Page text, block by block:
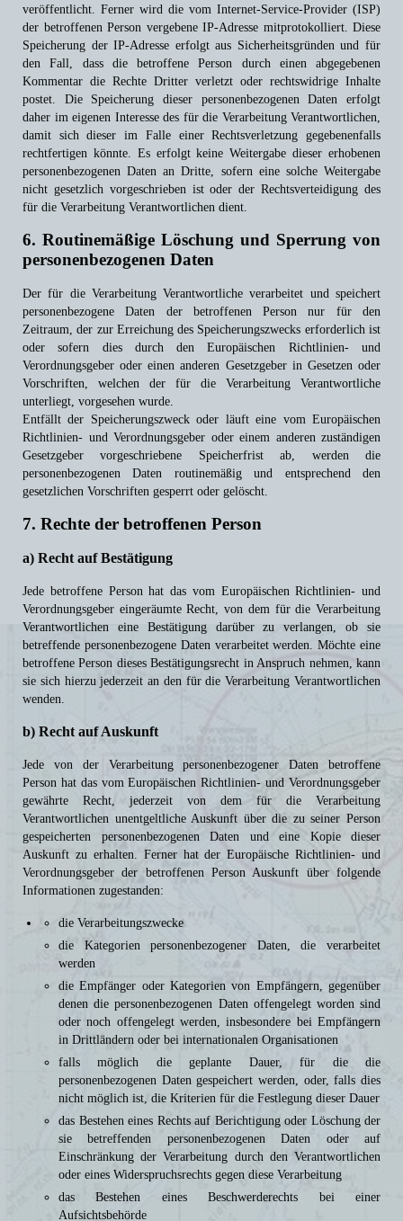
veröffentlicht. Ferner wird die vom Internet-Service-Provider (ISP)
der betroffenen Person vergebene IP-Adresse mitprotokolliert. Diese
Speicherung der IP-Adresse erfolgt aus Sicherheitsgründen und für
den Fall, dass die betroffene Person durch einen abgegebenen
Kommentar die Rechte Dritter verletzt oder rechtswidrige Inhalte
postet. Die Speicherung dieser personenbezogenen Daten erfolgt
daher im eigenen Interesse des für die Verarbeitung Verantwortlichen,
damit sich dieser im Falle einer Rechtsverletzung gegebenenfalls
rechtfertigen könnte. Es erfolgt keine Weitergabe dieser erhobenen
personenbezogenen Daten an Dritte, sofern eine solche Weitergabe
nicht gesetzlich vorgeschrieben ist oder der Rechtsverteidigung des
für die Verarbeitung Verantwortlichen dient.
6. Routinemäßige Löschung und Sperrung von
personenbezogenen Daten
Der für die Verarbeitung Verantwortliche verarbeitet und speichert
personenbezogene Daten der betroffenen Person nur für den
Zeitraum, der zur Erreichung des Speicherungszwecks erforderlich ist
oder sofern dies durch den Europäischen Richtlinien- und
Verordnungsgeber oder einen anderen Gesetzgeber in Gesetzen oder
Vorschriften, welchen der für die Verarbeitung Verantwortliche
unterliegt, vorgesehen wurde.
Entfällt der Speicherungszweck oder läuft eine vom Europäischen
Richtlinien- und Verordnungsgeber oder einem anderen zuständigen
Gesetzgeber vorgeschriebene Speicherfrist ab, werden die
personenbezogenen Daten routinemäßig und entsprechend den
gesetzlichen Vorschriften gesperrt oder gelöscht.
7. Rechte der betroffenen Person
a) Recht auf Bestätigung
Jede betroffene Person hat das vom Europäischen Richtlinien- und
Verordnungsgeber eingeräumte Recht, von dem für die Verarbeitung
Verantwortlichen eine Bestätigung darüber zu verlangen, ob sie
betreffende personenbezogene Daten verarbeitet werden. Möchte eine
betroffene Person dieses Bestätigungsrecht in Anspruch nehmen, kann
sie sich hierzu jederzeit an den für die Verarbeitung Verantwortlichen
wenden.
b) Recht auf Auskunft
Jede von der Verarbeitung personenbezogener Daten betroffene
Person hat das vom Europäischen Richtlinien- und Verordnungsgeber
gewährte Recht, jederzeit von dem für die Verarbeitung
Verantwortlichen unentgeltliche Auskunft über die zu seiner Person
gespeicherten personenbezogenen Daten und eine Kopie dieser
Auskunft zu erhalten. Ferner hat der Europäische Richtlinien- und
Verordnungsgeber der betroffenen Person Auskunft über folgende
Informationen zugestanden:
die Verarbeitungszwecke
die Kategorien personenbezogener Daten, die verarbeitet
werden
die Empfänger oder Kategorien von Empfängern, gegenüber
denen die personenbezogenen Daten offengelegt worden sind
oder noch offengelegt werden, insbesondere bei Empfängern
in Drittländern oder bei internationalen Organisationen
falls möglich die geplante Dauer, für die die
personenbezogenen Daten gespeichert werden, oder, falls dies
nicht möglich ist, die Kriterien für die Festlegung dieser Dauer
das Bestehen eines Rechts auf Berichtigung oder Löschung der
sie betreffenden personenbezogenen Daten oder auf
Einschränkung der Verarbeitung durch den Verantwortlichen
oder eines Widerspruchsrechts gegen diese Verarbeitung
das Bestehen eines Beschwerderechts bei einer
Aufsichtsbehörde